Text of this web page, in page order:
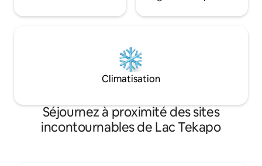
Climatisation
Séjournez à proximité des sites
incontournables de Lac Tekapo